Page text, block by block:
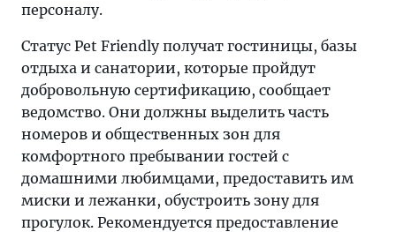
персоналу.
Статус Pet Friendly получат гостиницы, базы
отдыха и санатории, которые пройдут
добровольную сертификацию, сообщает
ведомство. Они должны выделить часть
номеров и общественных зон для
комфортного пребывании гостей с
домашними любимцами, предоставить им
миски и лежанки, обустроить зону для
прогулок. Рекомендуется предоставление